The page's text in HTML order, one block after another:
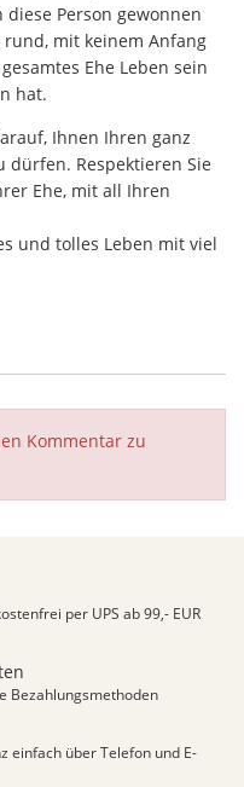
Person gewonnen
rund, mit keinem Anfang
Ehe Leben sein
hat.
Ihnen Ihren ganz
dürfen. Respektieren Sie
Ehe, mit all Ihren
und tolles Leben mit viel
Kommentar zu
per UPS ab 99,- EUR
Bezahlungsmethoden
einfach über Telefon und E-